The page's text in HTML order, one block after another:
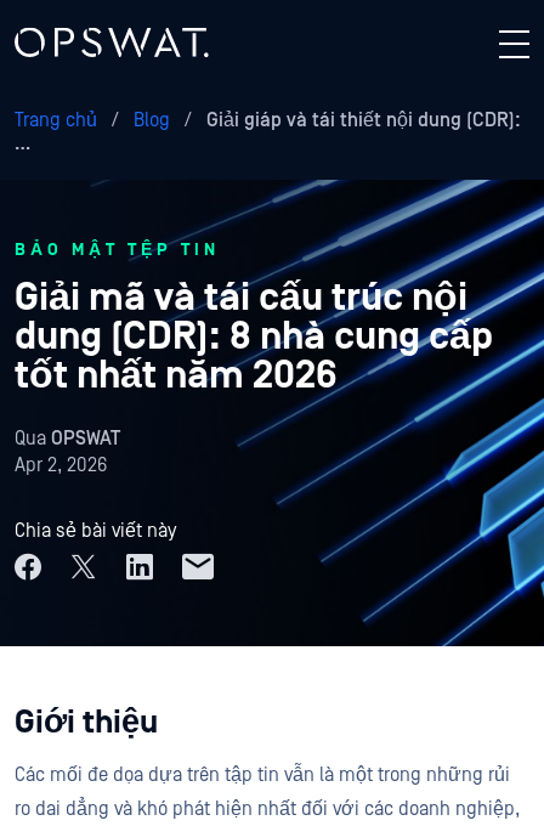
Trang chủ / Blog /
Giải giáp và tái thiết nội dung (CDR):
…
BẢO MẬT TỆP TIN
Giải mã và tái cấu trúc nội
dung (CDR): 8 nhà cung cấp
tốt nhất năm 2026
Qua OPSWAT
Apr 2, 2026
Chia sẻ bài viết này
Giới thiệu
Các mối đe dọa dựa trên tập tin vẫn là một trong những rủi
ro dai dẳng và khó phát hiện nhất đối với các doanh nghiệp,